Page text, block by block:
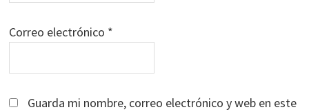
Correo electrónico *
Guarda mi nombre, correo electrónico y web en este